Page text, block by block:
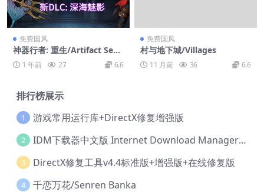
免费国风
神器行者: 重生/Artifact Seek
er: Resurrection
1 年前 27 6.6
免费国风
村与地下城/Villages
11 月前 36 6.6
排行榜展示
1 游戏常用运行库+DirectX修复增强版
2 IDM下载器中文版 Internet Download Manager v6.42.36 IDM
3 DirectX修复工具v4.4标准版+增强版+在线修复版
4 千恋万花/Senren Banka